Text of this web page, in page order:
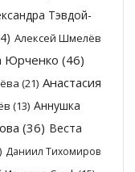
Тэвдой-
Алексей Шмелёв
Юрченко (46)
(21) Анастасия
(13) Аннушка
(36) Веста
Даниил Тихомиров